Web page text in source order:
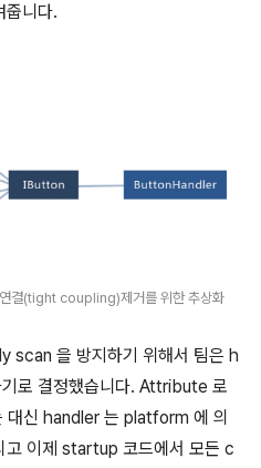
줍니다.
결(tight coupling)제거를 위한 추상화
을 방지하기 위해서 팀은 h
로 결정했습니다. Attribute 로
신 handler 는 platform 에 의
고 이제 startup 코드에서 모든 c